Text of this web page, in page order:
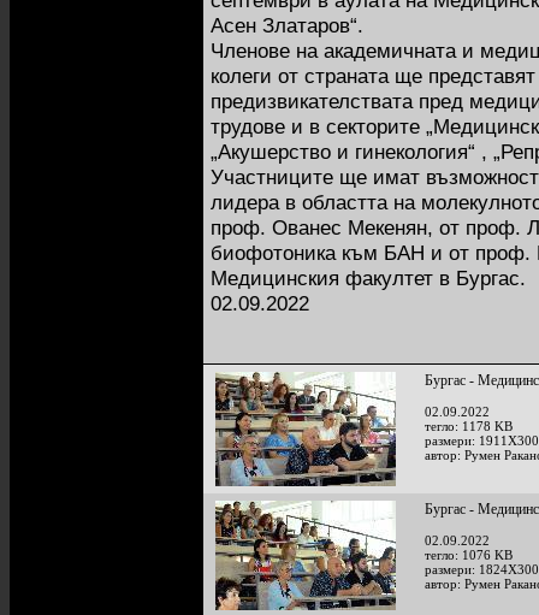
Асен Златаров“.
Членове на академичната и
колеги от страната ще
предизвикателствата пред
трудове и в секторите
„Акушерство и гинекология“ ,
Участниците ще имат
лидера в областта на
проф. Ованес Мекенян, от проф.
биофотоника към БАН и от проф.
Медицинския факултет в Бургас.
02.09.2022
Бургас -
02.09.2022
тегло: 1178 KB
размери:
автор: Румен
Бургас -
02.09.2022
тегло: 1076 KB
размери:
автор: Румен